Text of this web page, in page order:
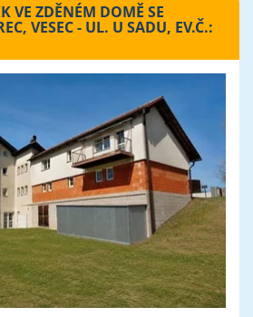
VE ZDĚNÉM DOMĚ SE
VESEC - UL. U SADU, EV.Č.: